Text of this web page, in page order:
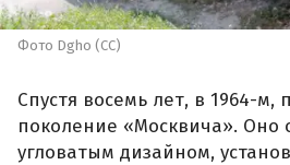
Фото Dgho (CC)
Спустя восемь лет, в 1964-м,
поколение «Москвича». Оно
угловатым дизайном,